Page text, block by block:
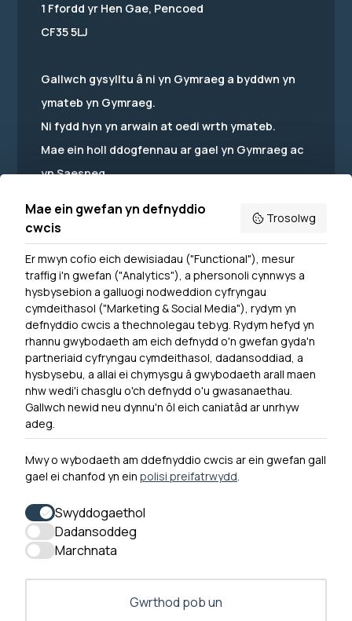
Dewislen Troedyn
Newyddion
Ymuno â ni
Hygyrchedd
Hysbysiad Preifatrwydd
Cysylltu â ni
0300 790 0203 Mae ein llinell ffôn ar agor rhwng 10yb-
4yp Dydd Llun - Dydd Gwener
1 Ffordd yr Hen Gae, Pencoed
CF35 5LJ
Gallwch gysylltu â ni yn Gymraeg a byddwn yn
ymateb yn Gymraeg.
Ni fydd hyn yn arwain at oedi wrth ymateb.
Mae ein holl ddogfennau ar gael yn Gymraeg ac
yn Saesneg.
Powered by Translate
Mae ein gwefan yn defnyddio
cwcis
Trosolwg
Er mwyn cofio eich dewisiadau ("Functional"), mesur
traffig i'n gwefan ("Analytics"), a phersonoli cynnwys a
hysbysebion a galluogi nodweddion cyfryngau
cymdeithasol ("Marketing & Social Media"), rydym yn
defnyddio cwcis a thechnolegau tebyg. Rydym hefyd yn
rhannu gwybodaeth am eich defnydd o'n gwefan gyda'n
partneriaid cyfryngau cymdeithasol, dadansoddiad, a
hysbysebu, a allai ei chymysgu â gwybodaeth arall maen
nhw wedi'i chasglu o'ch defnydd o'u gwasanaethau.
Gallwch newid neu dynnu'n ôl eich caniatâd ar unrhyw
adeg.
Mwy o wybodaeth am ddefnyddio cwcis ar ein gwefan gall
gael ei chanfod yn ein polisi preifatrwydd.
Swyddogaethol
Dadansoddeg
Marchnata
Gwrthod pob un